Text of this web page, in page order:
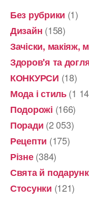
Без рубрики (1)
Дизайн (158)
Зачіски, макіяж,
Здоров'я та
КОНКУРСИ (18)
Мода і стиль(1
Подорожі (166)
Поради (2 053)
Рецепти (175)
Різне(384)
Свята й
Стосунки (121)